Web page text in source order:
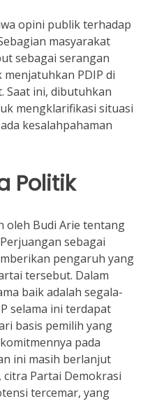
opini publik terhadap
masyarakat
sebagai serangan
PDIP di
Saat ini, dibutuhkan
mengklarifikasi situasi
kesalahpahaman
Politik
oleh Budi Arie tentang
sebagai
pengaruh yang
tersebut. Dalam
baik adalah segala-
selama ini terdapat
basis pemilih yang
pada
ini masih berlanjut
Partai Demokrasi
tercemar, yang